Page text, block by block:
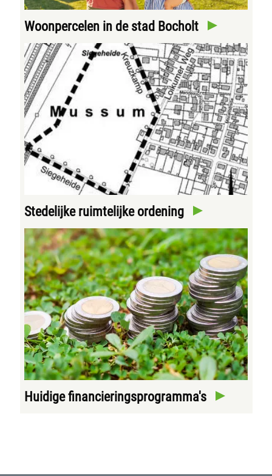
Woonpercelen in de stad Bocholt
Stedelijke ruimtelijke ordening
Huidige financieringsprogramma's